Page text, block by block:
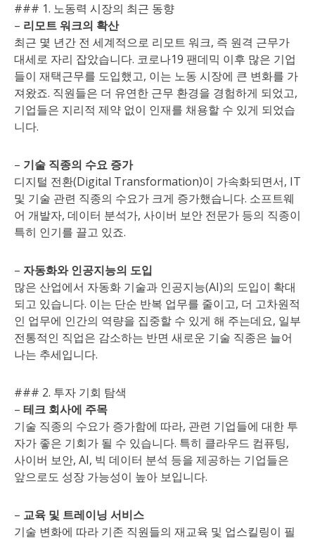
### 1. 노동력 시장의 최근 동향
– 리모트 워크의 확산
최근 몇 년간 전 세계적으로 리모트 워크, 즉 원격 근무가
대세로 자리 잡았습니다. 코로나19 팬데믹 이후 많은 기업
들이 재택근무를 도입했고, 이는 노동 시장에 큰 변화를 가
져왔죠. 직원들은 더 유연한 근무 환경을 경험하게 되었고,
기업들은 지리적 제약 없이 인재를 채용할 수 있게 되었습
니다.
– 기술 직종의 수요 증가
디지털 전환(Digital Transformation)이 가속화되면서, IT
및 기술 관련 직종의 수요가 크게 증가했습니다. 소프트웨
어 개발자, 데이터 분석가, 사이버 보안 전문가 등의 직종이
특히 인기를 끌고 있죠.
– 자동화와 인공지능의 도입
많은 산업에서 자동화 기술과 인공지능(AI)의 도입이 확대
되고 있습니다. 이는 단순 반복 업무를 줄이고, 더 고차원적
인 업무에 인간의 역량을 집중할 수 있게 해 주는데요, 일부
전통적인 직업은 감소하는 반면 새로운 기술 직종은 늘어
나는 추세입니다.
### 2. 투자 기회 탐색
– 테크 회사에 주목
기술 직종의 수요가 증가함에 따라, 관련 기업들에 대한 투
자가 좋은 기회가 될 수 있습니다. 특히 클라우드 컴퓨팅,
사이버 보안, AI, 빅 데이터 분석 등을 제공하는 기업들은
앞으로도 성장 가능성이 높아 보입니다.
– 교육 및 트레이닝 서비스
기술 변화에 따라 기존 직원들의 재교육 및 업스킬링이 필